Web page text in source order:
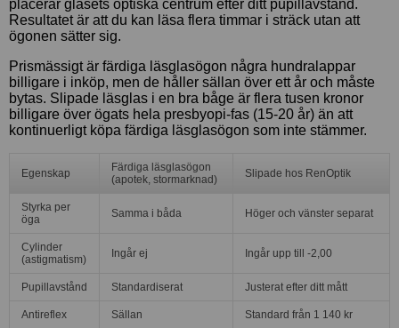
placerar glasets optiska centrum efter ditt pupillavstånd.
Resultatet är att du kan läsa flera timmar i sträck utan att
ögonen sätter sig.
Prismässigt är färdiga läsglasögon några hundralappar
billigare i inköp, men de håller sällan över ett år och måste
bytas. Slipade läsglas i en bra båge är flera tusen kronor
billigare över ögats hela presbyopi-fas (15-20 år) än att
kontinuerligt köpa färdiga läsglasögon som inte stämmer.
Egenskap
Färdiga läsglasögon
(apotek, stormarknad)
Slipade hos RenOptik
Styrka per
öga
Samma i båda Höger och vänster separat
Cylinder
(astigmatism)
Ingår ej Ingår upp till -2,00
Pupillavstånd Standardiserat Justerat efter ditt mått
Antireflex Sällan Standard från 1 140 kr